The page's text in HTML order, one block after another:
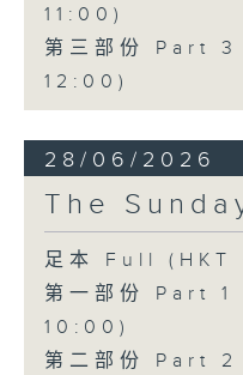
11:00)
第三部份 Part
12:00)
28/06/2026
The
足本 Full
第一部份 Part
10:00)
第二部份 Part